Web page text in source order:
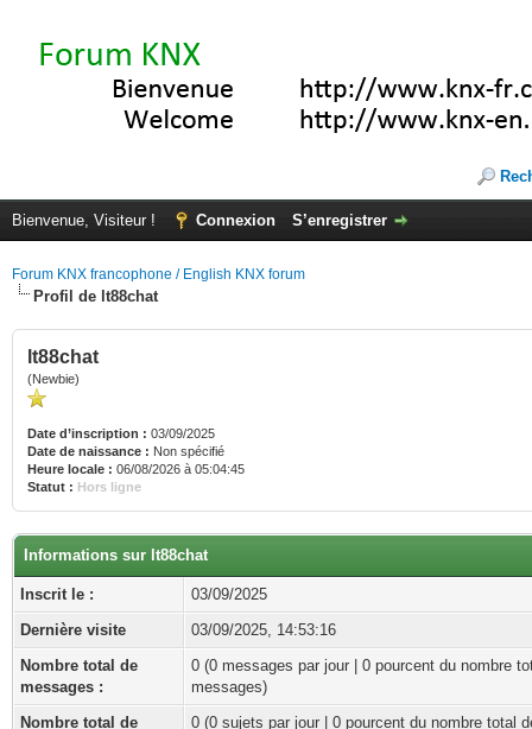
Bienvenue, Visiteur ! Connexion S’enregistrer
Forum KNX francophone / English KNX forum
Profil de lt88chat
lt88chat
(Newbie)
Date d’inscription : 03/09/2025
Date de naissance : Non spécifié
Heure locale : 06/08/2026 à 05:04:45
Statut : Hors ligne
Informations sur lt88chat
Inscrit le :
03/09/2025
Dernière visite
03/09/2025, 14:53:16
Nombre total de
messages :
0 (0 messages par jour | 0 pourcent du nombre
messages)
Nombre total de
0 (0 sujets par jour | 0 pourcent du nombre total